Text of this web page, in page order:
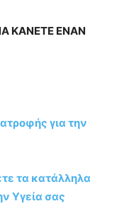
ΚΑΝΕΤΕ ΕΝΑΝ
για την
τα κατάλληλα
Υγεία σας